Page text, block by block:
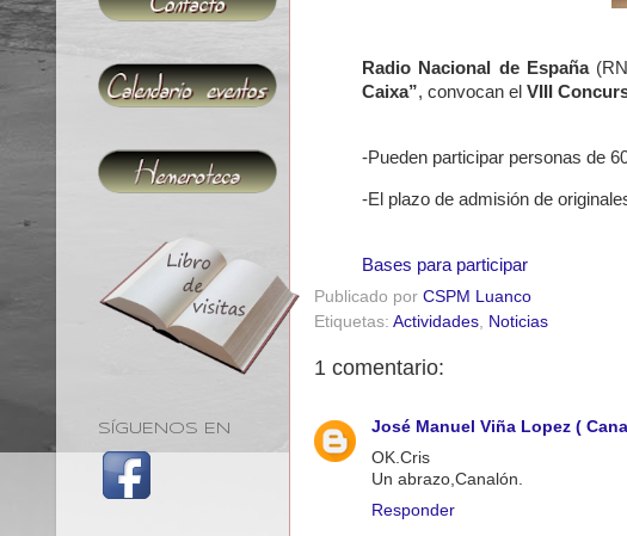
Radio Nacional de España
Caixa”, convocan el VIII
-Pueden participar personas de
-El plazo de admisión de
Bases para participar
Publicado por CSPM Luanco
Etiquetas: Actividades, Noticias
1 comentario:
José Manuel Viña Lopez (
OK.Cris
Un abrazo,Canalón.
Responder
SÍGUENOS EN